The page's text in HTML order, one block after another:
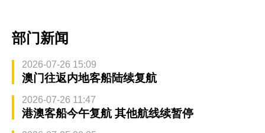
部门新闻
2026-07-26 15:09
澳门往返内地客船陆续复航
2026-07-26 11:47
港澳客船今午复航 其他航线续暂停